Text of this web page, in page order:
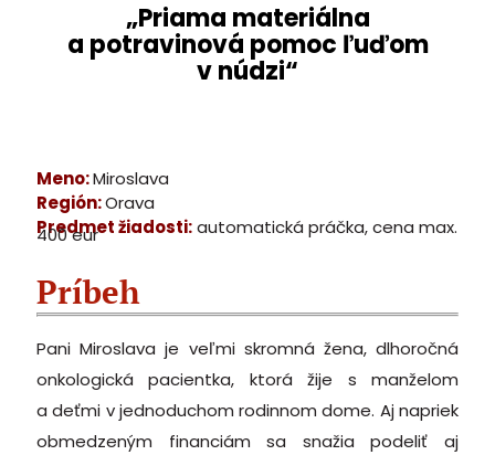
„Priama materiálna
a potravinová pomoc ľuďom
v núdzi“
Meno:Miroslava
Región:Orava
Predmet žiadosti:automatická práčka, cena max.
400 eur
Príbeh
Pani Miroslava je veľmi skromná žena, dlhoročná
onkologická pacientka, ktorá žije s manželom
a deťmi v jednoduchom rodinnom dome. Aj napriek
obmedzeným financiám sa snažia podeliť aj